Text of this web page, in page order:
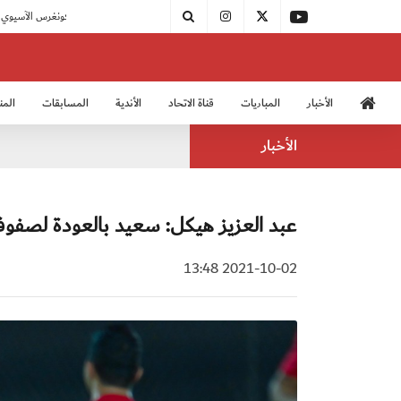
|
الأخبار المباريات قناة الاتحاد الأندية المسابقات
الأخبار
عبد العزيز هيكل: سعيد بالعودة
2021-10-02 13:48